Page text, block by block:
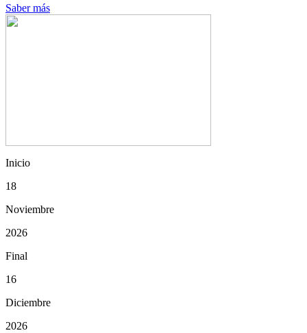
Saber más
Inicio
18
Noviembre
2026
Final
16
Diciembre
2026